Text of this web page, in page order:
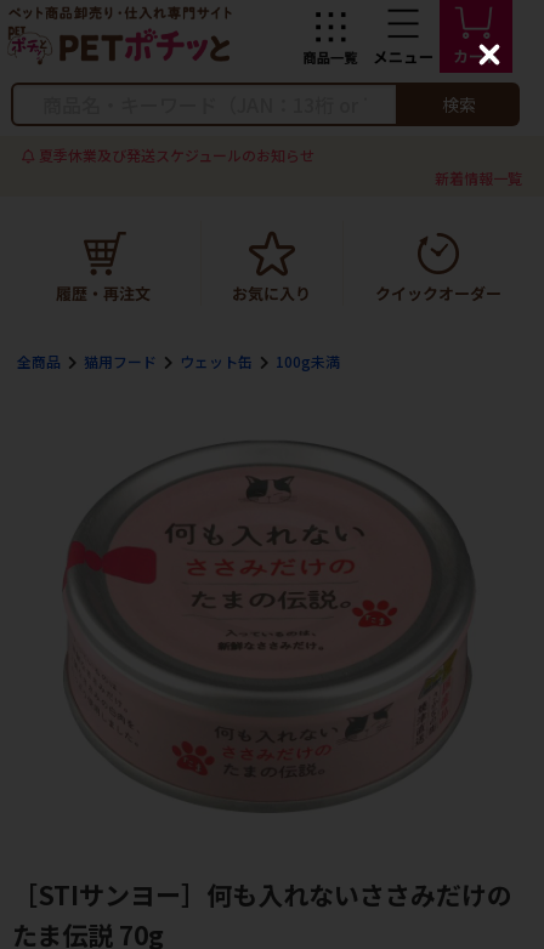
検索
夏季休業及び発送スケジュールのお知らせ
新着情報一覧
全商品 猫用フード ウェット缶 100g未満
［STIサンヨー］何も入れないささみだけの
たま伝説 70g
C
l
s